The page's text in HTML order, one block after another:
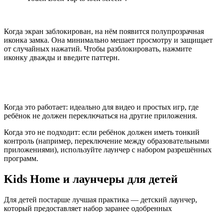
Когда экран заблокирован, на нём появится полупрозрачная
иконка замка. Она минимально мешает просмотру и защищает
от случайных нажатий. Чтобы разблокировать, нажмите
иконку дважды и введите паттерн.
Когда это работает: идеально для видео и простых игр, где
ребёнок не должен переключаться на другие приложения.
Когда это не подходит: если ребёнок должен иметь тонкий
контроль (например, переключение между образовательными
приложениями), используйте лаунчер с набором разрешённых
программ.
Kids Home и лаунчеры для детей
Для детей постарше лучшая практика — детский лаунчер,
который предоставляет набор заранее одобренных